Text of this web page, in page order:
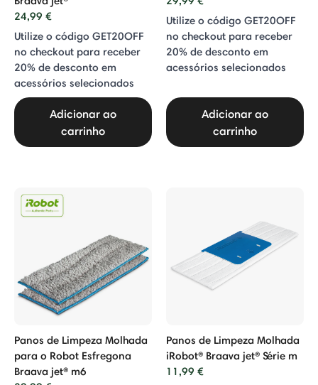
24,99 €
Utilize o código GET20OFF
no checkout para receber
20% de desconto em
acessórios selecionados
Adicionar ao
carrinho
Utilize o código GET20OFF
no checkout para receber
20% de desconto em
acessórios selecionados
Adicionar ao
carrinho
Panos de Limpeza Molhada
para o Robot Esfregona
Braava jet® m6
Panos de Limpeza Molhada
iRobot® Braava jet® Série m
11,99 €